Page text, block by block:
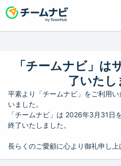
「チームナビ」は
了いたし
平素より「チームナビ」をご利用
いました。
「チームナビ」は 2026年3月31日
終了いたしました。
長らくのご愛顧に心より御礼申し上